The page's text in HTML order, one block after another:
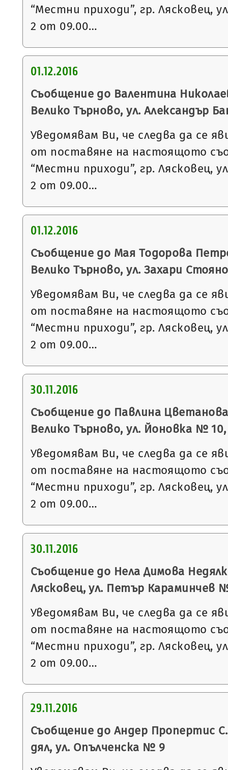
“Местни приходи”, гр. Лясковец,
2 от 09.00…
01.12.2016
Съобщение до Валентина
Велико Търново, ул. Александър
Уведомявам Ви, че следва да се
от поставяне на настоящото
“Местни приходи”, гр. Лясковец,
2 от 09.00…
01.12.2016
Съобщение до Мая Тодорова
Велико Търново, ул. Захари
Уведомявам Ви, че следва да се
от поставяне на настоящото
“Местни приходи”, гр. Лясковец,
2 от 09.00…
30.11.2016
Съобщение до Павлина Цветанова
Велико Търново, ул. Йоновка №
Уведомявам Ви, че следва да се
от поставяне на настоящото
“Местни приходи”, гр. Лясковец,
2 от 09.00…
30.11.2016
Съобщение до Нела Димова
Лясковец, ул. Петър Караминчев
Уведомявам Ви, че следва да се
от поставяне на настоящото
“Местни приходи”, гр. Лясковец,
2 от 09.00…
29.11.2016
Съобщение до Андер Пропертис
дял, ул. Опълченска № 9